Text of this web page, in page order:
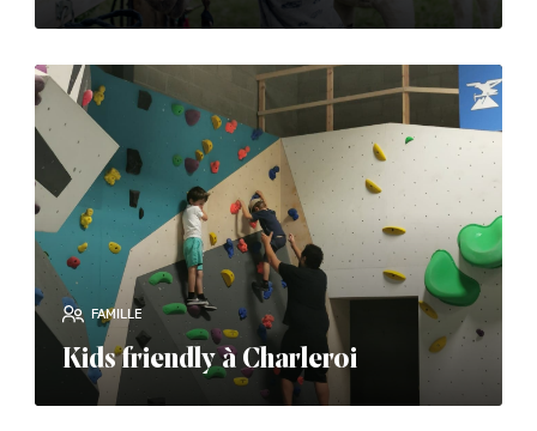
Kids friendly à Charleroi
FAMILLE
read_more